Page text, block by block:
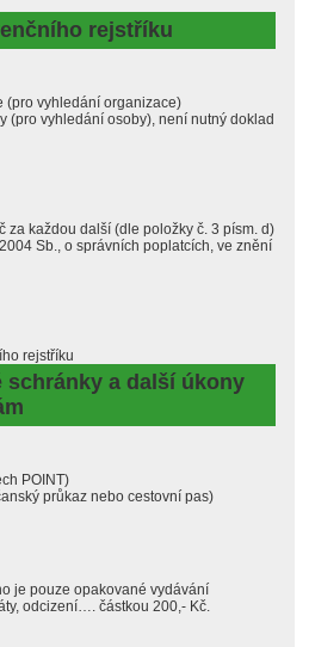
rejstříku
(pro vyhledání organizace)
(pro vyhledání osoby), není nutný doklad
za každou další (dle položky č. 3 písm. d)
Sb., o správních poplatcích, ve znění
rejstříku
schránky a další úkony
POINT)
průkaz nebo cestovní pas)
je pouze opakované vydávání
odcizení…. částkou 200,- Kč.